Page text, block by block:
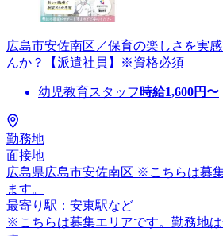
広島市安佐南区／保育の楽しさを実
んか？【派遣社員】※資格必須
幼児教育スタッフ 時給1,600円〜
勤務地
面接地
広島県広島市安佐南区 ※こちらは募
ます。
最寄り駅：安東駅など
※こちらは募集エリアです。勤務地